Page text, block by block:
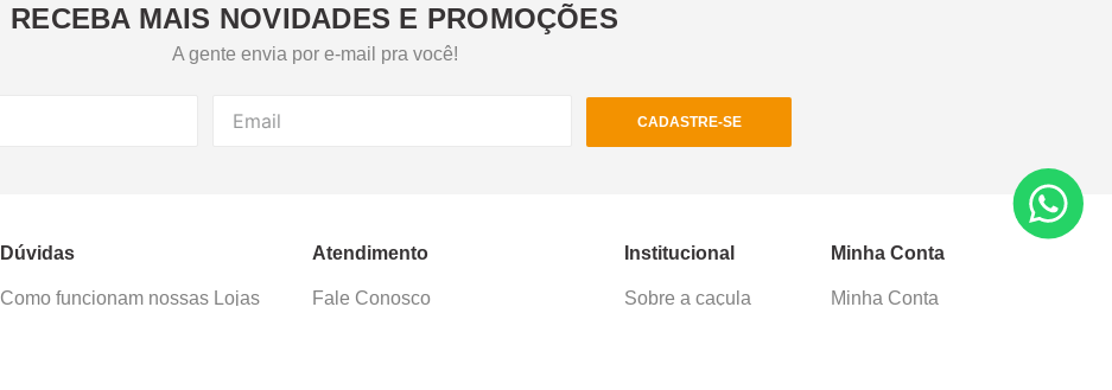
RECEBA MAIS NOVIDADES E PROMOÇÕES
A gente envia por e-mail pra você!
CADASTRE-SE
Dúvidas
Como funcionam nossas Lojas
Atendimento
Fale Conosco
Institucional
Sobre a caçula
Minha Conta
Minha Conta